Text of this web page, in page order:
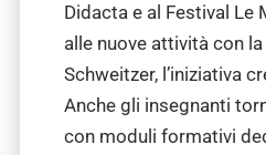
Didacta e al Festival Le
alle nuove attività con
Schweitzer, l’iniziativa
Anche gli insegnanti
con moduli formativi